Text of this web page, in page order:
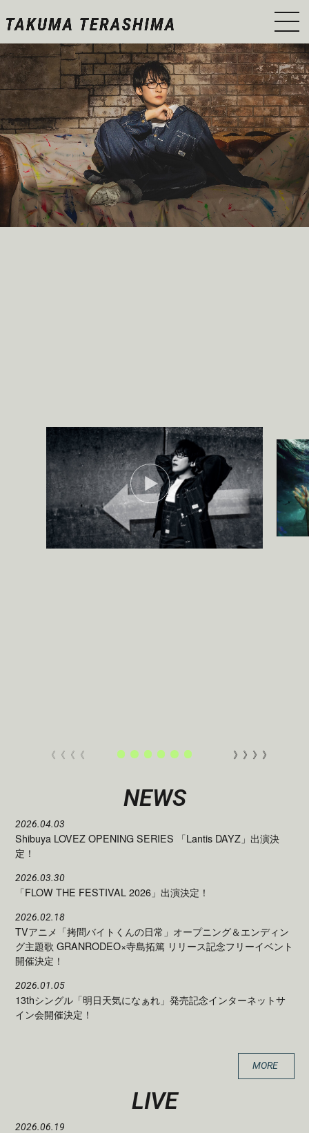
《《《《 》》》》
NEWS
2026.04.03
Shibuya LOVEZ OPENING SERIES 「Lantis DAYZ」出演決
定！
2026.03.30
「FLOW THE FESTIVAL 2026」出演決定！
2026.02.18
TVアニメ「拷問バイトくんの日常」オープニング＆エンディン
グ主題歌 GRANRODEO×寺島拓篤 リリース記念フリーイベント
開催決定！
2026.01.05
13thシングル「明日天気になぁれ」発売記念インターネットサ
イン会開催決定！
MORE
LIVE
2026.06.19